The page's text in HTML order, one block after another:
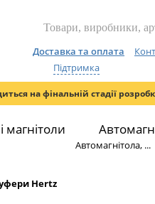
Доставка та оплата
Підтримка
на фінальній стадії
магнітоли
Автомагнітола, ...
Hertz